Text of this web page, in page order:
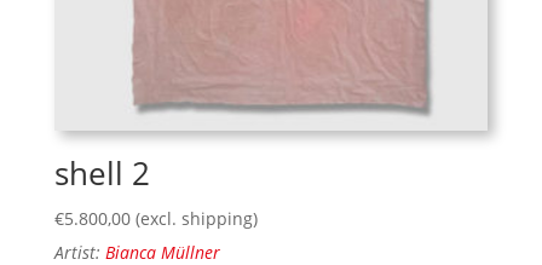
shell 2
€5.800,00 (excl. shipping)
Artist: Bianca Müllner